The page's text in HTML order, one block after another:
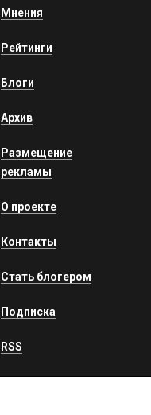
Мнения
Рейтинги
Блоги
Архив
Размещение
рекламы
О проекте
Контакты
Стать блогером
Подписка
RSS